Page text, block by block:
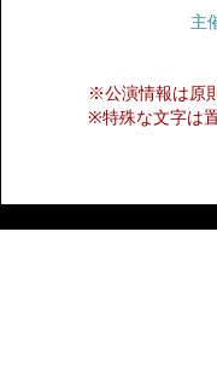
主
※公演情報は原
※特殊な文字は